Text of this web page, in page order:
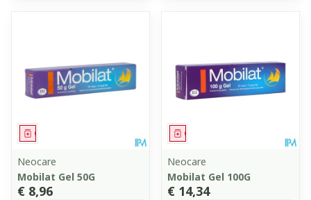
Geneesmiddel
Neocare
Mobilat Gel 50G
€ 8,96
Geneesmiddel
Neocare
Mobilat Gel 100G
€ 14,34